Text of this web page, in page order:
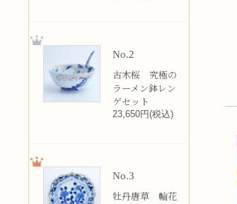
No.2
古木桜 究極の
ラーメン鉢レン
ゲセット
23,650円(税込)
No.3
牡丹唐草 輪花